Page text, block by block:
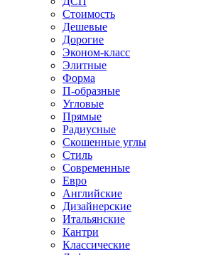
Стоимость
Дешевые
Дорогие
Эконом-класс
Элитные
Форма
П-образные
Угловые
Прямые
Радиусные
Скошенные углы
Стиль
Современные
Евро
Английские
Дизайнерские
Итальянские
Кантри
Классические